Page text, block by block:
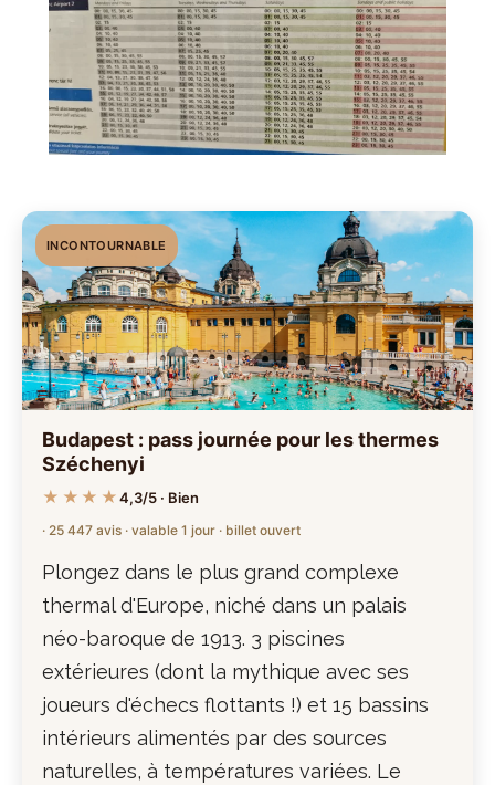
INCONTOURNABLE
Budapest : pass journée pour les thermes
Széchenyi
★★★★4,3/5 · Bien
· 25 447 avis · valable 1 jour · billet ouvert
Plongez dans le plus grand complexe
thermal d'Europe, niché dans un palais
néo-baroque de 1913. 3 piscines
extérieures (dont la mythique avec ses
joueurs d'échecs flottants !) et 15 bassins
intérieurs alimentés par des sources
naturelles, à températures variées. Le